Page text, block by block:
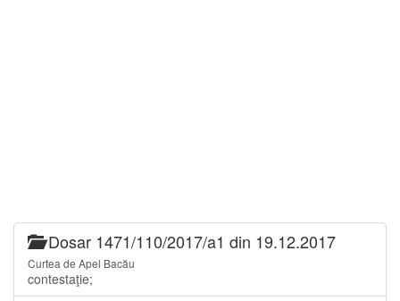
Dosar 1471/110/2017/a1 din 19.12.2017
Curtea de Apel Bacău
contestaţie;